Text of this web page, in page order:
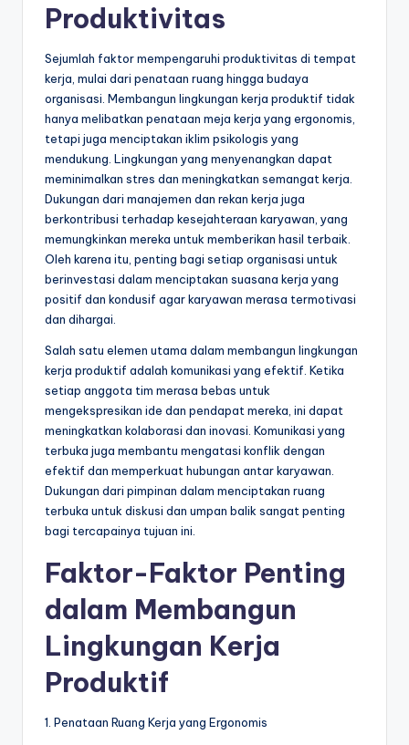
Produktivitas
Sejumlah faktor mempengaruhi produktivitas di tempat
kerja, mulai dari penataan ruang hingga budaya
organisasi. Membangun lingkungan kerja produktif tidak
hanya melibatkan penataan meja kerja yang ergonomis,
tetapi juga menciptakan iklim psikologis yang
mendukung. Lingkungan yang menyenangkan dapat
meminimalkan stres dan meningkatkan semangat kerja.
Dukungan dari manajemen dan rekan kerja juga
berkontribusi terhadap kesejahteraan karyawan, yang
memungkinkan mereka untuk memberikan hasil terbaik.
Oleh karena itu, penting bagi setiap organisasi untuk
berinvestasi dalam menciptakan suasana kerja yang
positif dan kondusif agar karyawan merasa termotivasi
dan dihargai.
Salah satu elemen utama dalam membangun lingkungan
kerja produktif adalah komunikasi yang efektif. Ketika
setiap anggota tim merasa bebas untuk
mengekspresikan ide dan pendapat mereka, ini dapat
meningkatkan kolaborasi dan inovasi. Komunikasi yang
terbuka juga membantu mengatasi konflik dengan
efektif dan memperkuat hubungan antar karyawan.
Dukungan dari pimpinan dalam menciptakan ruang
terbuka untuk diskusi dan umpan balik sangat penting
bagi tercapainya tujuan ini.
Faktor-Faktor Penting
dalam Membangun
Lingkungan Kerja
Produktif
1. Penataan Ruang Kerja yang Ergonomis